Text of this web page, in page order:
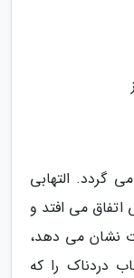
گردد. التهابی
اتفاق می افتد و
نشان می دهد،
التهاب دردناک را که